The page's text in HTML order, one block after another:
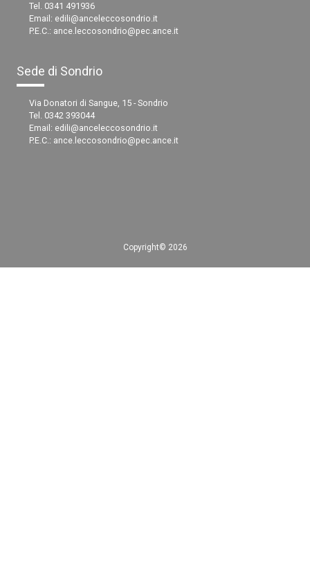
Tel. 0341 491936
Email: edili@anceleccosondrio.it
P.E.C.: ance.leccosondrio@pec.ance.it
Sede di Sondrio
Via Donatori di Sangue, 15 - Sondrio
Tel. 0342 393044
Email: edili@anceleccosondrio.it
P.E.C.: ance.leccosondrio@pec.ance.it
Copyright© 2026